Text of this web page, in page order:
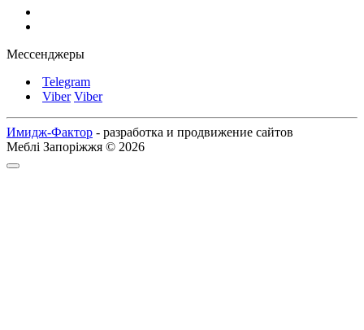
Мессенджеры
Telegram
Viber Viber
Имидж-Фактор - разработка и продвижение сайтов
Меблі Запоріжжя © 2026